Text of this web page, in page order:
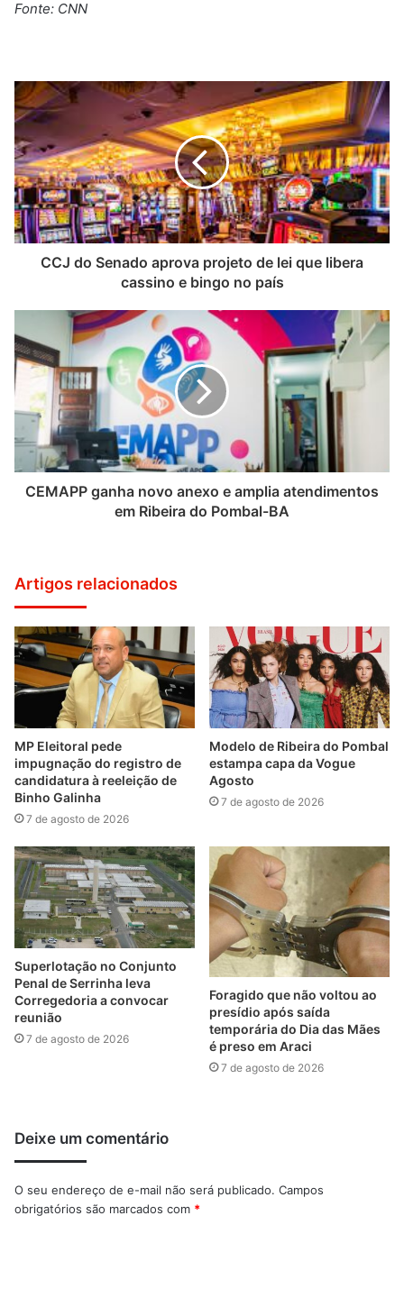
Fonte: CNN
CCJ do Senado aprova projeto de lei que libera
cassino e bingo no país
CEMAPP ganha novo anexo e amplia atendimentos
em Ribeira do Pombal-BA
Artigos relacionados
MP Eleitoral pede
impugnação do registro de
candidatura à reeleição de
Binho Galinha
7 de agosto de 2026
Modelo de Ribeira do Pombal
estampa capa da Vogue
Agosto
7 de agosto de 2026
Superlotação no Conjunto
Penal de Serrinha leva
Corregedoria a convocar
reunião
7 de agosto de 2026
Foragido que não voltou ao
presídio após saída
temporária do Dia das Mães
é preso em Araci
7 de agosto de 2026
Deixe um comentário
O seu endereço de e-mail não será publicado. Campos
obrigatórios são marcados com *